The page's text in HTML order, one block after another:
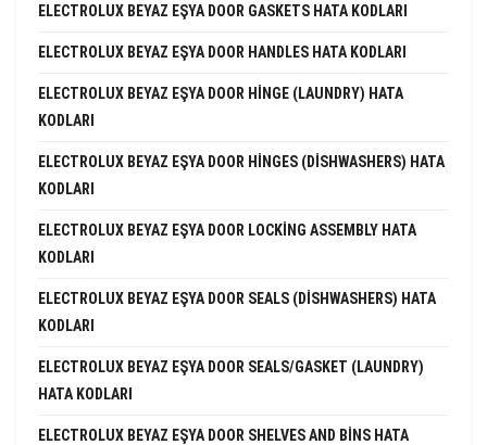
ELECTROLUX BEYAZ EŞYA DOOR GASKETS HATA KODLARI
ELECTROLUX BEYAZ EŞYA DOOR HANDLES HATA KODLARI
ELECTROLUX BEYAZ EŞYA DOOR HINGE (LAUNDRY) HATA
KODLARI
ELECTROLUX BEYAZ EŞYA DOOR HINGES (DISHWASHERS) HATA
KODLARI
ELECTROLUX BEYAZ EŞYA DOOR LOCKING ASSEMBLY HATA
KODLARI
ELECTROLUX BEYAZ EŞYA DOOR SEALS (DISHWASHERS) HATA
KODLARI
ELECTROLUX BEYAZ EŞYA DOOR SEALS/GASKET (LAUNDRY)
HATA KODLARI
ELECTROLUX BEYAZ EŞYA DOOR SHELVES AND BINS HATA